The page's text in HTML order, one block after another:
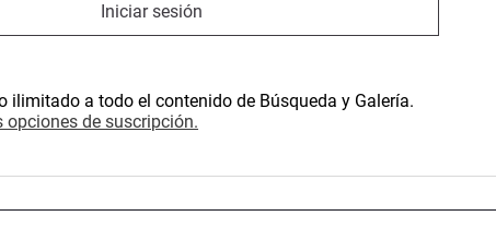
Iniciar sesión
ilimitado a todo el contenido de Búsqueda y Galería.
opciones de suscripción.